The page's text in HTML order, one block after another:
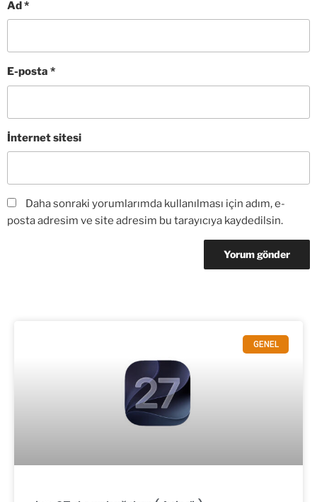
Ad*
E-posta *
İnternet sitesi
Daha sonraki yorumlarımda kullanılması için adım, e-
posta adresim ve site adresim bu tarayıcıya kaydedilsin.
GENEL